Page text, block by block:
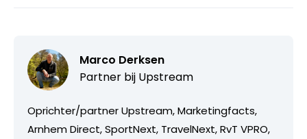
Marco Derksen
Partner bij Upstream
Oprichter/partner Upstream, Marketingfacts,
Arnhem Direct, SportNext, TravelNext, RvT VPRO,